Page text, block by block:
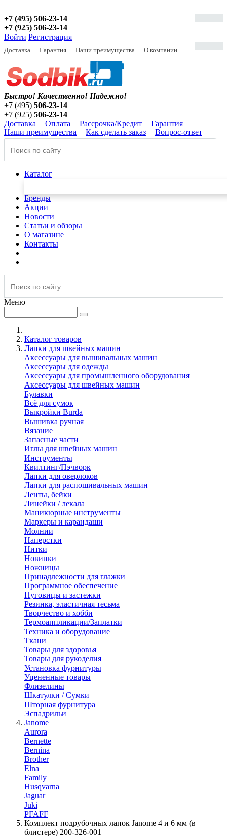
+7 (495) 506-23-14
+7 (925) 506-23-14
Войти Регистрация
Доставка Гарантия Наши преимущества О компании
Быстро! Качественно! Надежно!
+7 (495) 506-23-14
+7 (925) 506-23-14
Доставка
Оплата Рассрочка/Кредит
Гарантия
Наши преимущества
Как сделать заказ Вопрос-ответ
Каталог
Бренды
Акции
Новости
Статьи и обзоры
О магазине
Контакты
Меню
Каталог товаров
Лапки для швейных машин
Аксессуары для вышивальных машин
Аксессуары для одежды
Аксессуары для промышленного оборудования
Аксессуары для швейных машин
Булавки
Всё для сумок
Выкройки Burda
Вышивка ручная
Вязание
Запасные части
Иглы для швейных машин
Инструменты
Квилтинг/Пэчворк
Лапки для оверлоков
Лапки для распошивальных машин
Ленты, бейки
Линейки / лекала
Маникюрные инструменты
Маркеры и карандаши
Молнии
Наперстки
Нитки
Новинки
Ножницы
Принадлежности для глажки
Программное обеспечение
Пуговицы и застежки
Резинка, эластичная тесьма
Творчество и хобби
Термоаппликации/Заплатки
Техника и оборудование
Ткани
Товары для здоровья
Товары для рукоделия
Установка фурнитуры
Уцененные товары
Флизелины
Шкатулки / Сумки
Шторная фурнитура
Эспадрильи
Janome
Aurora
Bernette
Bernina
Brother
Elna
Family
Husqvarna
Jaguar
Juki
PFAFF
Комплект подрубочных лапок Janome 4 и 6 мм (в
блистере) 200-326-001